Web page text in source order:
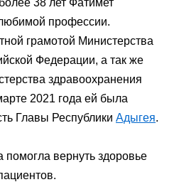
38 лет Фатимет
профессии.
грамотой Министерства
Федерации, а так же
здравоохранения
2021 года ей была
Главы Республики Адыгея.
помогла вернуть здоровье